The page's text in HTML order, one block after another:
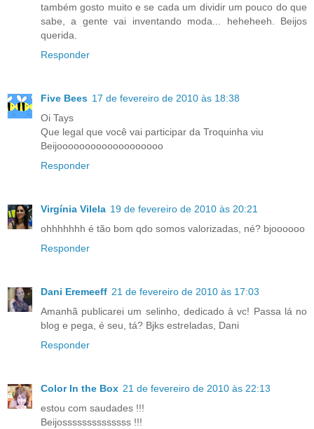
também gosto muito e se cada um dividir um pouco do que
sabe, a gente vai inventando moda... heheheeh. Beijos
querida.
Responder
Five Bees 17 de fevereiro de 2010 às 18:38
Oi Tays
Que legal que você vai participar da Troquinha viu
Beijooooooooooooooooooo
Responder
Virgínia Vilela 19 de fevereiro de 2010 às 20:21
ohhhhhhh é tão bom qdo somos valorizadas, né? bjoooooo
Responder
Dani Eremeeff 21 de fevereiro de 2010 às 17:03
Amanhã publicarei um selinho, dedicado à vc! Passa lá no
blog e pega, é seu, tá? Bjks estreladas, Dani
Responder
Color In the Box 21 de fevereiro de 2010 às 22:13
estou com saudades !!!
Beijossssssssssssss !!!